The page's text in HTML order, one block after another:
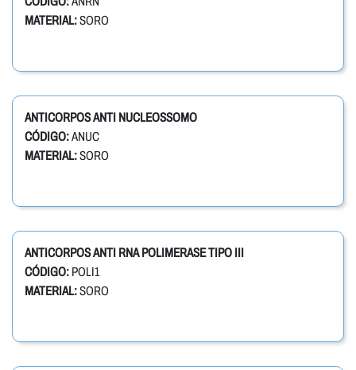
MATERIAL:SORO
ANTICORPOS ANTI NUCLEOSSOMO
CÓDIGO:ANUC
MATERIAL:SORO
ANTICORPOS ANTI RNA POLIMERASE TIPO III
CÓDIGO: POLI1
MATERIAL:SORO